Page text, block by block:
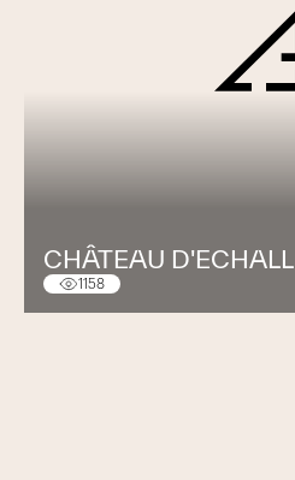
CHÂTEAU
1158